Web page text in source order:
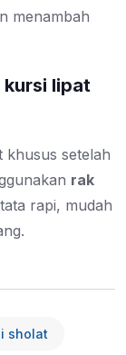
menambah
kursi lipat
khusus setelah
rak
rapi, mudah
sholat